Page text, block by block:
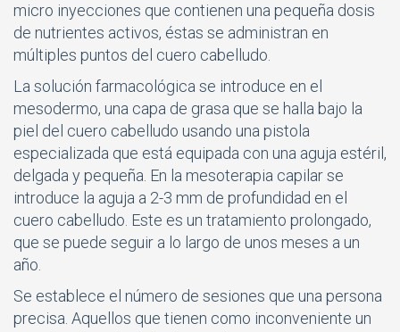
micro inyecciones que contienen una pequeña dosis
de nutrientes activos, éstas se administran en
múltiples puntos del cuero cabelludo.
La solución farmacológica se introduce en el
mesodermo, una capa de grasa que se halla bajo la
piel del cuero cabelludo usando una pistola
especializada que está equipada con una aguja estéril,
delgada y pequeña. En la mesoterapia capilar se
introduce la aguja a 2-3 mm de profundidad en el
cuero cabelludo. Este es un tratamiento prolongado,
que se puede seguir a lo largo de unos meses a un
año.
Se establece el número de sesiones que una persona
precisa. Aquellos que tienen como inconveniente un